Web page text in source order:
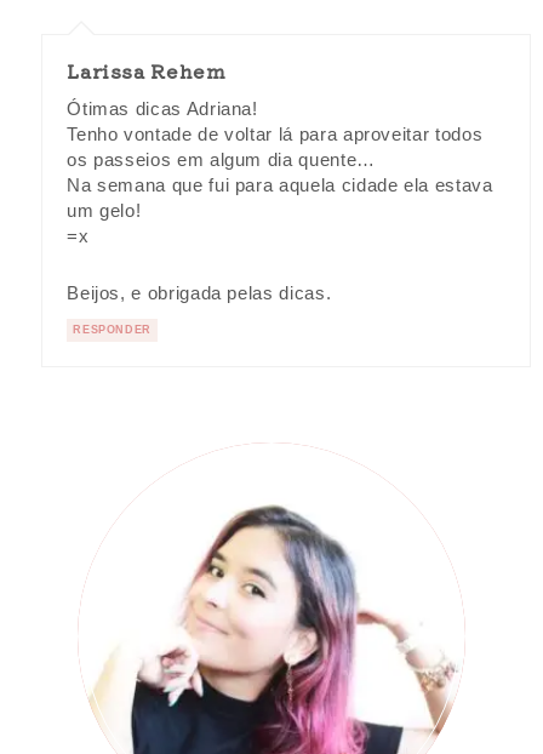
Larissa Rehem
Ótimas dicas Adriana!
Tenho vontade de voltar lá para aproveitar todos
os passeios em algum dia quente…
Na semana que fui para aquela cidade ela estava
um gelo!
=x
Beijos, e obrigada pelas dicas.
RESPONDER